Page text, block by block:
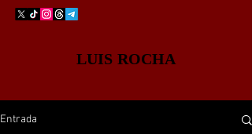
LUIS ROCHA
Entrada